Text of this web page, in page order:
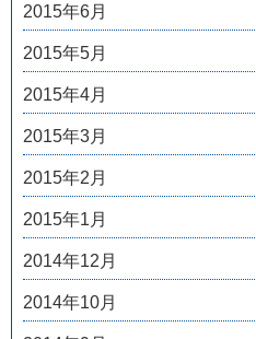
2015年6月
2015年5月
2015年4月
2015年3月
2015年2月
2015年1月
2014年12月
2014年10月